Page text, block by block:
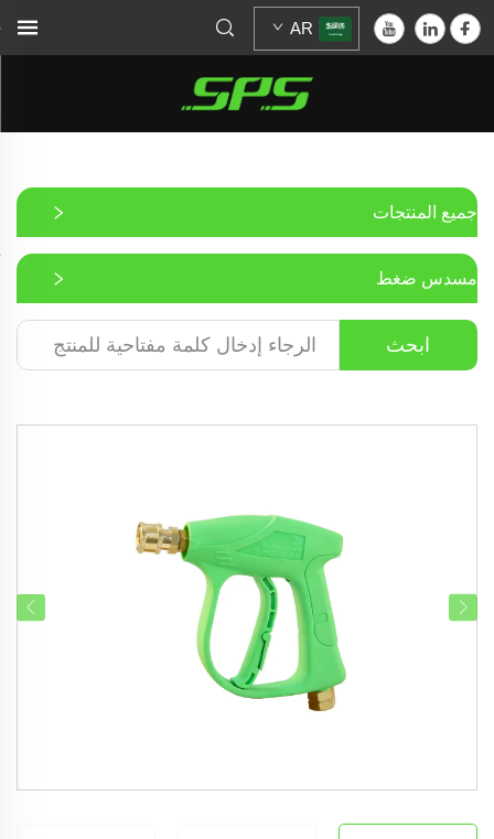
AR
جميع المنتجات
مسدس ضغط
ابحث